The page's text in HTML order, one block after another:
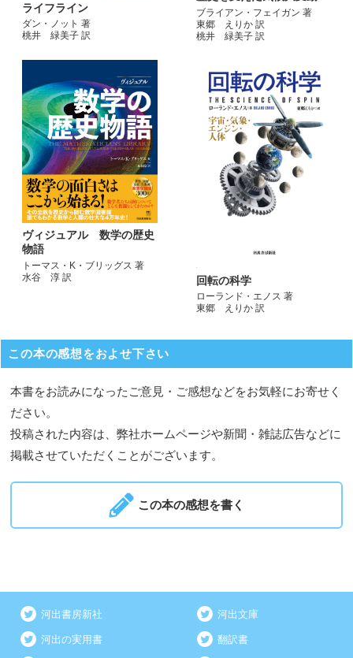
ライフライン
ダン・ノット 著
桃井 緑美子 訳
ブライアン・フェイガン 著
東郷 えりか 訳
桃井 緑美子 訳
ヴィジュアル 数学の歴史
物語
トーマス・K・ブリッグス 著
水谷 淳 訳
回転の科学
ローランド・エノス 著
東郷 えりか 訳
この本の感想をおよせ下さい
本書をお読みになったご意見・ご感想などをお気軽にお寄せく
ださい。
投稿された内容は、弊社ホームページや新聞・雑誌広告などに
掲載させていただくことがございます。
この本の感想を書く
河出書房新社 河出文庫
河出の実用書 翻訳書